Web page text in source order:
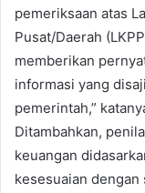
pemeriksaan atas
Pusat/Daerah
memberikan
informasi yang
pemerintah,”
Ditambahkan,
keuangan
kesesuaian